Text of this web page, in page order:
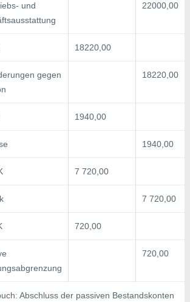
und
22000,00
18220,00
gegen
18220,00
1940,00
1940,00
7 720,00
7 720,00
720,00
720,00
Abschluss der passiven Bestandskonten